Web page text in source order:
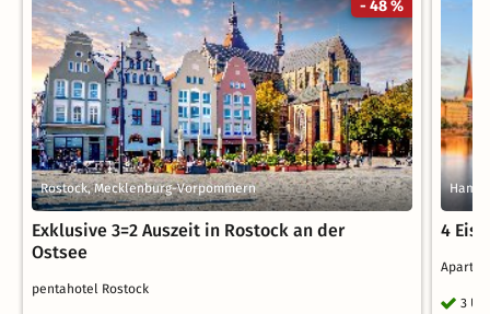
- 48 %
Rostock, Mecklenburg-Vorpommern
Exklusive 3=2 Auszeit in Rostock an der
Ostsee
pentahotel Rostock
4
3